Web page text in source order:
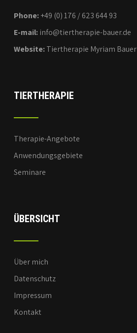
Phone:+49 (0) 176 / 623 644 93
E-mail:info@tiertherapie-bauer.de
Website:Tiertherapie Myriam Bauer
TIERTHERAPIE
Therapie-Angebote
Anwendungsgebiete
Seminare
ÜBERSICHT
Über mich
Datenschutz
Impressum
Kontakt